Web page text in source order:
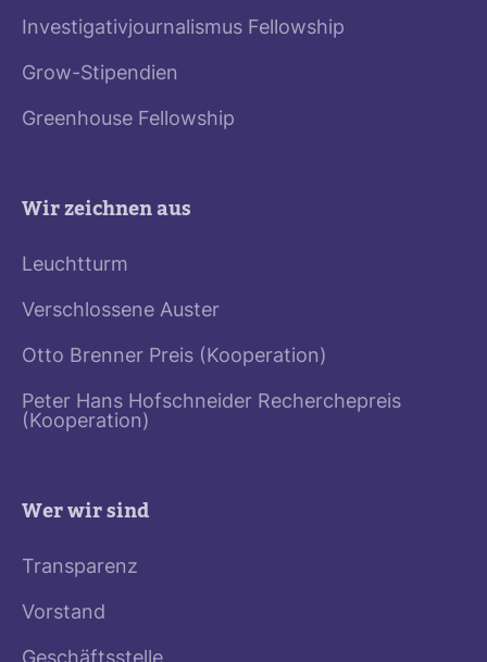
Investigativjournalismus Fellowship
Grow-Stipendien
Greenhouse Fellowship
Wir zeichnen aus
Leuchtturm
Verschlossene Auster
Otto Brenner Preis (Kooperation)
Peter Hans Hofschneider Recherchepreis
(Kooperation)
Wer wir sind
Transparenz
Vorstand